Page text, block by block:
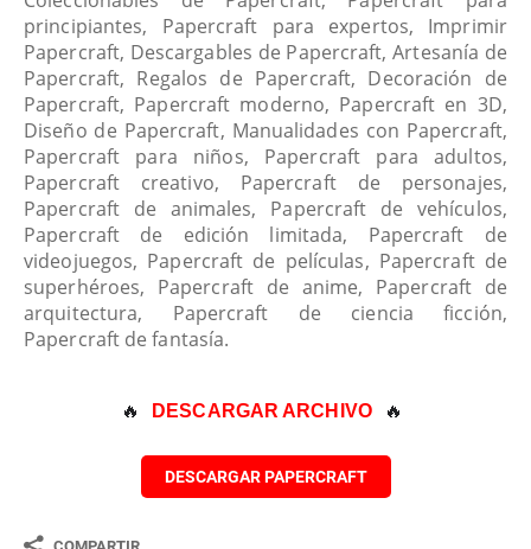
principiantes, Papercraft para expertos, Imprimir
Papercraft, Descargables de Papercraft, Artesanía de
Papercraft, Regalos de Papercraft, Decoración de
Papercraft, Papercraft moderno, Papercraft en 3D,
Diseño de Papercraft, Manualidades con Papercraft,
Papercraft para niños, Papercraft para adultos,
Papercraft creativo, Papercraft de personajes,
Papercraft de animales, Papercraft de vehículos,
Papercraft de edición limitada, Papercraft de
videojuegos, Papercraft de películas, Papercraft de
superhéroes, Papercraft de anime, Papercraft de
arquitectura, Papercraft de ciencia ficción,
Papercraft de fantasía.
🔥 DESCARGAR ARCHIVO 🔥
DESCARGAR PAPERCRAFT
COMPARTIR